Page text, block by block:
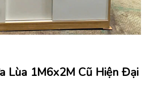
Lùa 1M6x2M Cũ Hiện Đại